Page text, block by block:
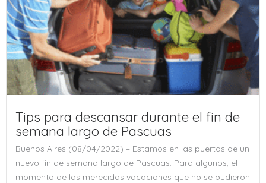
Tips para descansar durante el fin de
semana largo de Pascuas
Buenos Aires (08/04/2022) – Estamos en las puertas de un
nuevo fin de semana largo de Pascuas. Para algunos, el
momento de las merecidas vacaciones que no se pudieron